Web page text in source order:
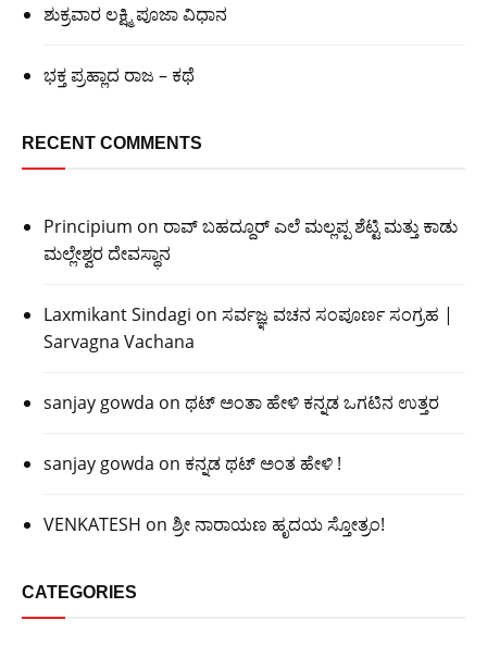
ಶುಕ್ರವಾರ ಲಕ್ಷ್ಮಿ ಪೂಜಾ ವಿಧಾನ
ಭಕ್ತ ಪ್ರಹ್ಲಾದ ರಾಜ – ಕಥೆ
RECENT COMMENTS
Principium on ರಾವ್ ಬಹದ್ದೂರ್ ಎಲೆ ಮಲ್ಲಪ್ಪ ಶೆಟ್ಟಿ ಮತ್ತು ಕಾಡು
ಮಲ್ಲೇಶ್ವರ ದೇವಸ್ಥಾನ
Laxmikant Sindagi on ಸರ್ವಜ್ಞ ವಚನ ಸಂಪೂರ್ಣ ಸಂಗ್ರಹ |
Sarvagna Vachana
sanjay gowda on ಥಟ್ ಅಂತಾ ಹೇಳಿ ಕನ್ನಡ ಒಗಟಿನ ಉತ್ತರ
sanjay gowda on ಕನ್ನಡ ಥಟ್ ಅಂತ ಹೇಳಿ !
VENKATESH on ಶ್ರೀ ನಾರಾಯಣ ಹೃದಯ ಸ್ತೋತ್ರಂ!
CATEGORIES